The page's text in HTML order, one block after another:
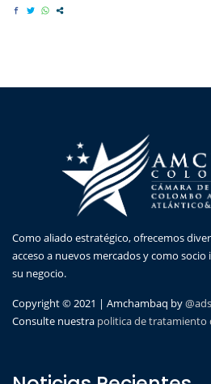
Como aliado estratégico, ofrecemos
acceso a nuevos mercados y como
su negocio.
Copyright © 2021 | Amchambaq by
Consulte nuestra politica de tratamiento